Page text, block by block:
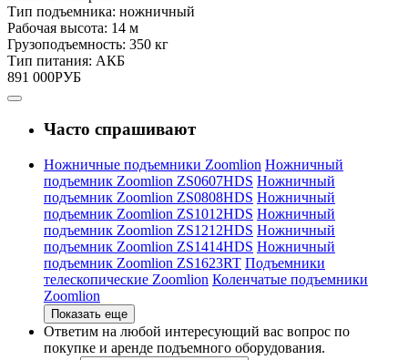
Тип подъемника: ножничный
Рабочая высота: 14 м
Грузоподъемность: 350 кг
Тип питания: АКБ
891 000РУБ
Часто спрашивают
Ножничные подъемники Zoomlion Ножничный
подъемник Zoomlion ZS0607HDS Ножничный
подъемник Zoomlion ZS0808HDS Ножничный
подъемник Zoomlion ZS1012HDS Ножничный
подъемник Zoomlion ZS1212HDS Ножничный
подъемник Zoomlion ZS1414HDS Ножничный
подъемник Zoomlion ZS1623RT Подъемники
телескопические Zoomlion Коленчатые подъемники
Zoomlion
Показать еще
Ответим на любой интересующий вас вопрос по
покупке и аренде подъемного оборудования.